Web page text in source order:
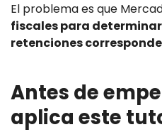
El problema es que
fiscales para
retenciones
Antes de
aplica este